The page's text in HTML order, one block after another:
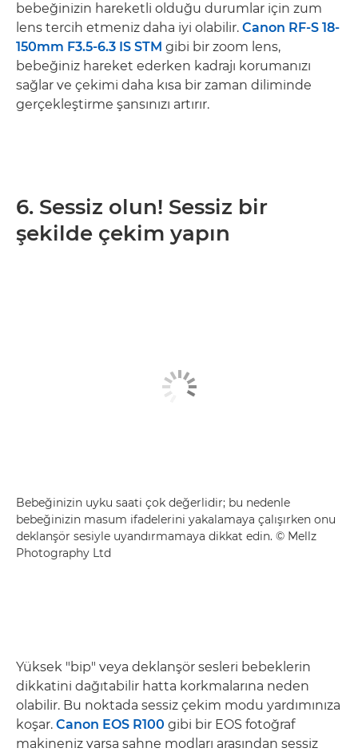
bebeğinizin hareketli olduğu durumlar için zum
lens tercih etmeniz daha iyi olabilir. Canon RF-S 18-
150mm F3.5-6.3 IS STM gibi bir zoom lens,
bebeğiniz hareket ederken kadrajı korumanızı
sağlar ve çekimi daha kısa bir zaman diliminde
gerçekleştirme şansınızı artırır.
6. Sessiz olun! Sessiz bir
şekilde çekim yapın
Bebeğinizin uyku saati çok değerlidir; bu nedenle
bebeğinizin masum ifadelerini yakalamaya çalışırken onu
deklanşör sesiyle uyandırmamaya dikkat edin. © Mellz
Photography Ltd
Yüksek "bip" veya deklanşör sesleri bebeklerin
dikkatini dağıtabilir hatta korkmalarına neden
olabilir. Bu noktada sessiz çekim modu yardımınıza
koşar. Canon EOS R100 gibi bir EOS fotoğraf
makineniz varsa sahne modları arasından sessiz